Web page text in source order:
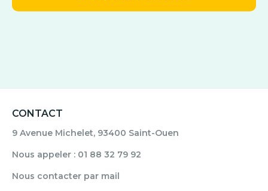
CONTACT
9 Avenue Michelet, 93400 Saint-Ouen
Nous appeler : 01 88 32 79 92
Nous contacter par mail